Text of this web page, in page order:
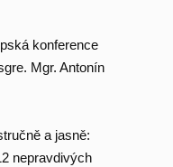
konference
Mgr. Antonín
a jasně:
nepravdivých